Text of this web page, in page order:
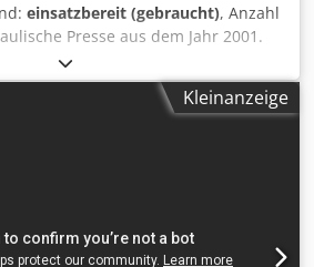
einsatzbereit (gebraucht), Anzahl
Presse aus dem Jahr 2001.
40 von AMADA hat eine robuste
Tonnen und verfügt über
wie seitliche und
und Lichtschranken, die den
Diese generalüberholte
zu kaufen. Kontaktieren Sie uns für
Kleinanzeige